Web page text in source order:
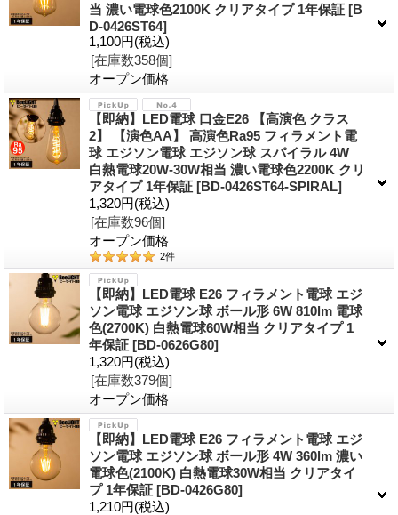
当 濃い電球色2100K クリアタイプ 1年保証 [B
D-0426ST64]
1,100円(税込)
[在庫数358個]
オープン価格
【即納】LED電球 口金E26 【高演色 クラス
2】 【演色AA】 高演色Ra95 フィラメント電
球 エジソン電球 エジソン球 スパイラル 4W
白熱電球20W-30W相当 濃い電球色2200K クリ
アタイプ 1年保証 [BD-0426ST64-SPIRAL]
1,320円(税込)
[在庫数96個]
オープン価格
2件
【即納】LED電球 E26 フィラメント電球 エジ
ソン電球 エジソン球 ボール形 6W 810lm 電球
色(2700K) 白熱電球60W相当 クリアタイプ 1
年保証 [BD-0626G80]
1,320円(税込)
[在庫数379個]
オープン価格
【即納】LED電球 E26 フィラメント電球 エジ
ソン電球 エジソン球 ボール形 4W 360lm 濃い
電球色(2100K) 白熱電球30W相当 クリアタイ
プ 1年保証 [BD-0426G80]
1,210円(税込)